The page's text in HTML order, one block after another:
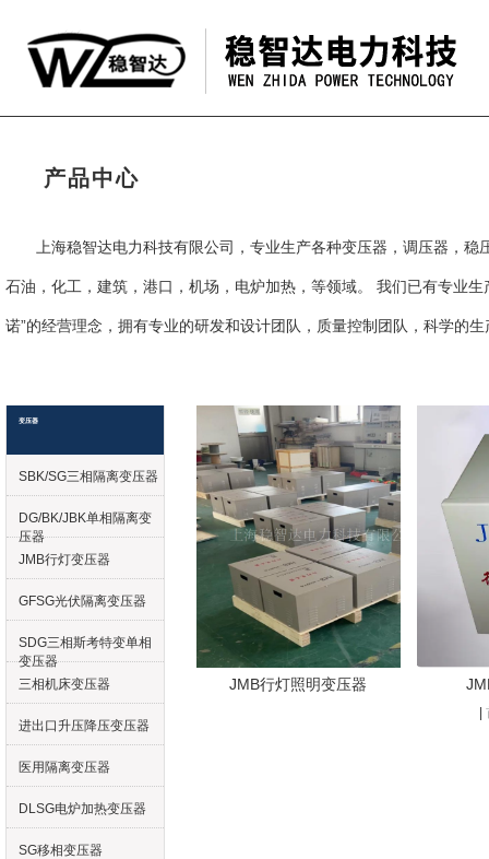
产品中心
上海稳智达电力科技有限公司，专业生产各种变压器，调压器，
石油，化工，建筑，港口，机场，电炉加热，等领域。 我们已有专业
诺”的经营理念，拥有专业的研发和设计团队，质量控制团队，科学的
变压器
SBK/SG三相隔离变压器
DG/BK/JBK单相隔离变
压器
JMB行灯变压器
GFSG光伏隔离变压器
SDG三相斯考特变单相
变压器
三相机床变压器
进出口升压降压变压器
医用隔离变压器
DLSG电炉加热变压器
SG移相变压器
JMB行灯照明变压器
|